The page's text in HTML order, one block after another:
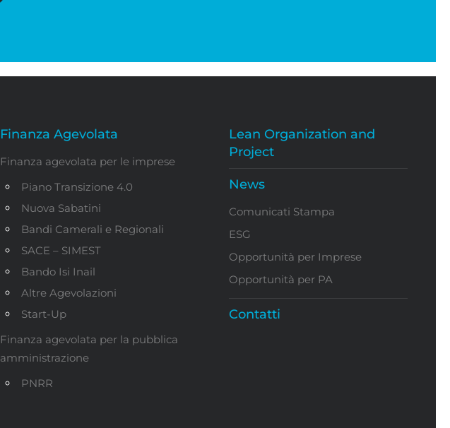
Finanza Agevolata
Finanza agevolata per le imprese
Piano Transizione 4.0
Nuova Sabatini
Bandi Camerali e Regionali
SACE – SIMEST
Bando Isi Inail
Altre Agevolazioni
Start-Up
Finanza agevolata per la pubblica
amministrazione
PNRR
Lean Organization and
Project
News
Comunicati Stampa
ESG
Opportunità per Imprese
Opportunità per PA
Contatti